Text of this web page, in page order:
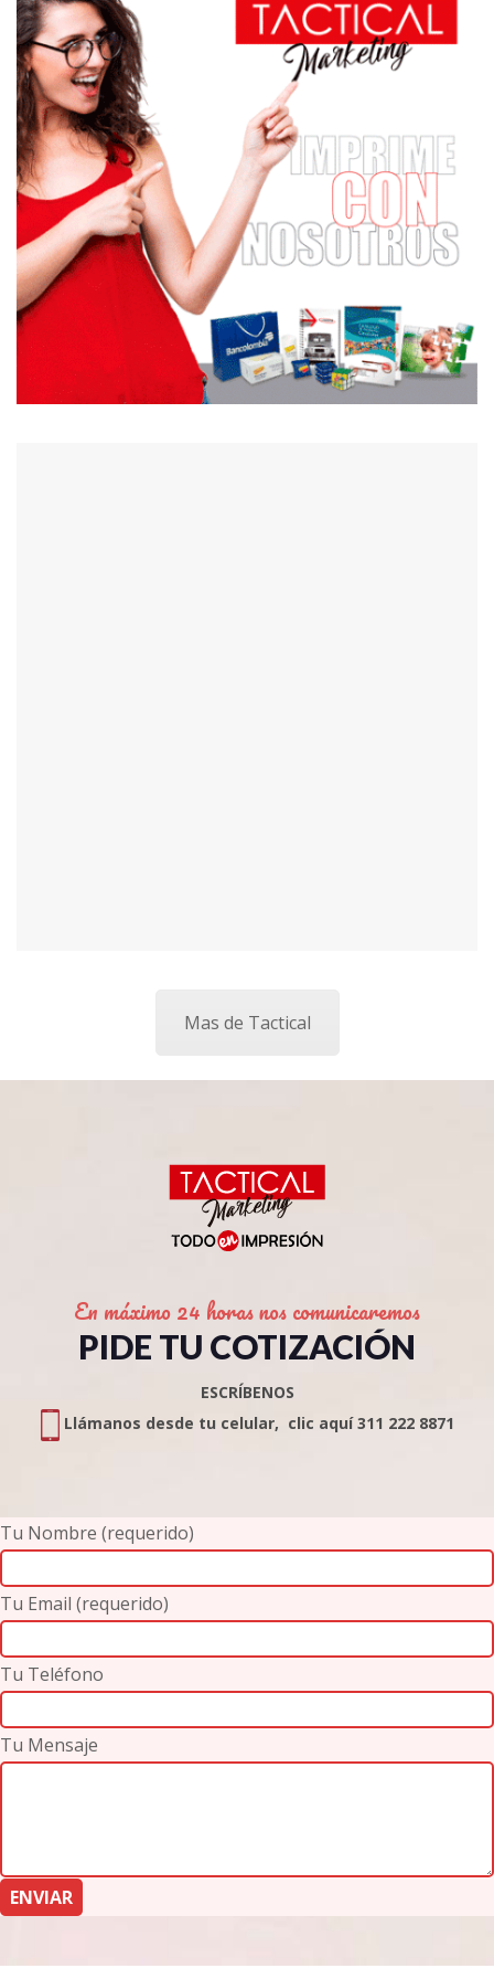
Mas de Tactical
En máximo 24 horas nos comunicaremos
PIDE TU COTIZACIÓN
ESCRÍBENOS
Llámanos desde tu celular, clic aquí 311 222 8871
Tu Nombre (requerido)
Tu Email (requerido)
Tu Teléfono
Tu Mensaje